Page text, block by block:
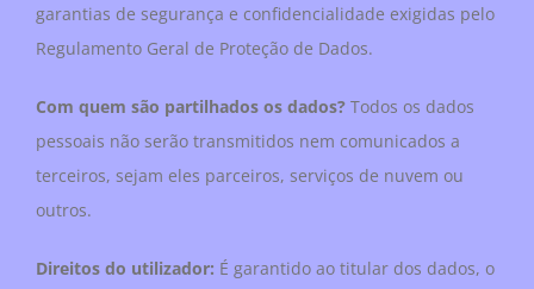
garantias de segurança e confidencialidade exigidas pelo
Regulamento Geral de Proteção de Dados.
Com quem são partilhados os dados? Todos os dados
pessoais não serão transmitidos nem comunicados a
terceiros, sejam eles parceiros, serviços de nuvem ou
outros.
Direitos do utilizador: É garantido ao titular dos dados, o